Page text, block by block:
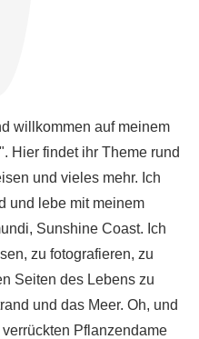
willkommen auf meinem
Hier findet ihr Theme rund
und vieles mehr. Ich
und lebe mit meinem
Sunshine Coast. Ich
zu fotografieren, zu
Seiten des Lebens zu
und das Meer. Oh, und
Pflanzendame